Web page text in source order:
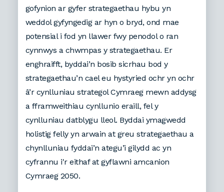
gofynion ar gyfer strategaethau hybu yn
weddol gyfyngedig ar hyn o bryd, ond mae
potensial i fod yn llawer fwy penodol o ran
cynnwys a chwmpas y strategaethau. Er
enghraifft, byddai’n bosib sicrhau bod y
strategaethau’n cael eu hystyried ochr yn ochr
â’r cynlluniau strategol Cymraeg mewn addysg
a fframweithiau cynllunio eraill, fel y
cynlluniau datblygu lleol. Byddai ymagwedd
holistig felly yn arwain at greu strategaethau a
chynlluniau fyddai’n ategu’i gilydd ac yn
cyfrannu i'r eithaf at gyflawni amcanion
Cymraeg 2050.